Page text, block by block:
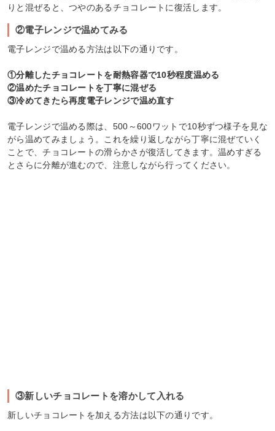
りと混ぜると、つやのあるチョコレートに復活します。
②電子レンジで温めてみる
電子レンジで温める方法は以下の通りです。
①分離したチョコレートを耐熱容器で10秒程度温める
②温めたチョコレートを丁寧に混ぜる
③冷めてきたら再度電子レンジで温め直す
電子レンジで温める際は、500～600ワットで10秒ずつ様子を見な
がら温めてみましょう。これを繰り返しながら丁寧に混ぜていく
ことで、チョコレートの滑らかさが復活してきます。温めすぎる
とさらに分離が進むので、注意しながら行ってください。
③新しいチョコレートを溶かして入れる
新しいチョコレートを加える方法は以下の通りです。